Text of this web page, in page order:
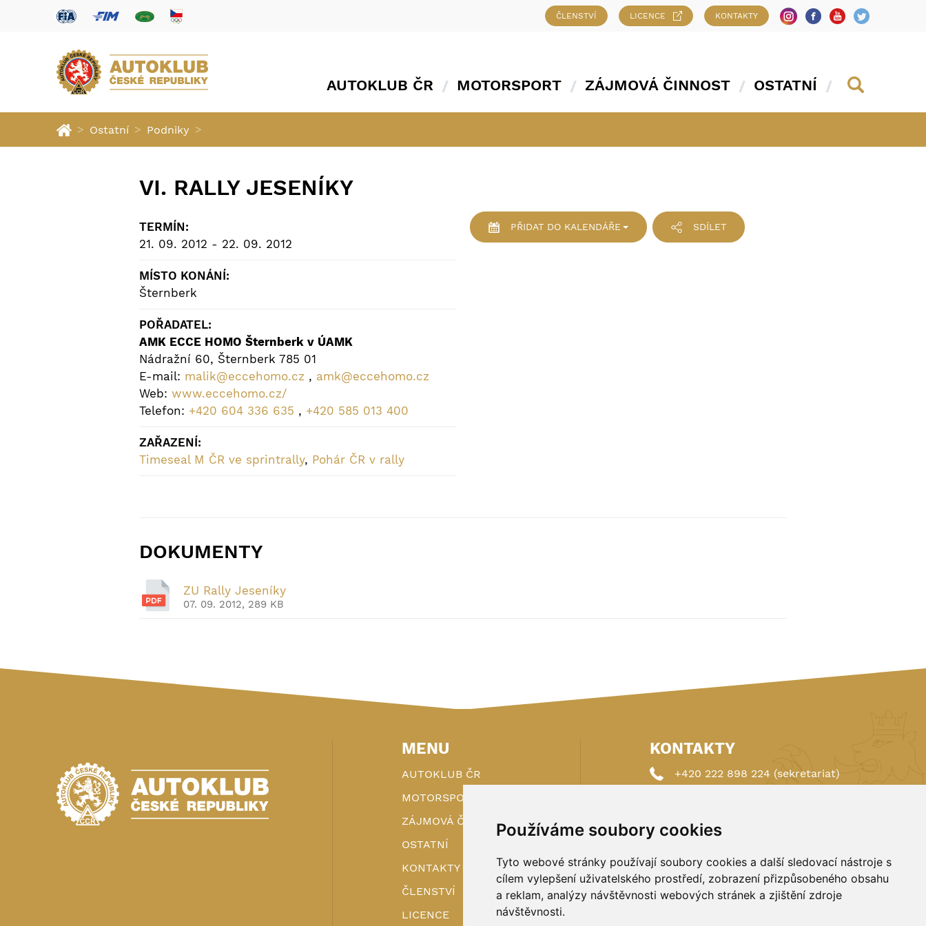
Používáme soubory cookies
Tyto webové stránky používají soubory cookies a další sledovací nástroje s
cílem vylepšení uživatelského prostředí, zobrazení přizpůsobeného obsahu
a reklam, analýzy návštěvnosti webových stránek a zjištění zdroje
návštěvnosti.
ČLENSTVÍ LICENCE KONTAKTY
AUTOKLUB ČR MOTORSPORT ZÁJMOVÁ ČINNOST OSTATNÍ
> Ostatní > Podniky >
VI. RALLY JESENÍKY
TERMÍN:
21. 09. 2012 - 22. 09. 2012
MÍSTO KONÁNÍ:
Šternberk
POŘADATEL:
AMK ECCE HOMO Šternberk v ÚAMK
Nádražní 60, Šternberk 785 01
E-mail: malik@eccehomo.cz , amk@eccehomo.cz
Web: www.eccehomo.cz/
Telefon: +420 604 336 635 , +420 585 013 400
ZAŘAZENÍ:
Timeseal M ČR ve sprintrally, Pohár ČR v rally
PŘIDATDO KALENDÁŘE SDÍLET
DOKUMENTY
ZU Rally Jeseníky
07. 09. 2012, 289 KB
MENU
AUTOKLUB ČR
MOTORSPORT
ZÁJMOVÁ ČINNOST
OSTATNÍ
KONTAKTY
ČLENSTVÍ
LICENCE
KONTAKTY
+420 222 898 224 (sekretariat)
autoklub@autoklub.cz
Opletalova 1337/29, 110 00 Praha 1